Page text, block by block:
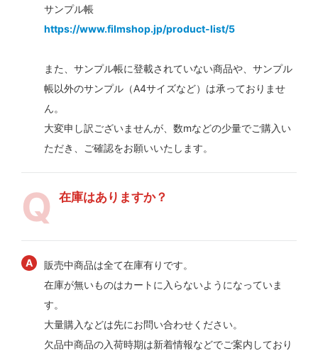
サンプル帳
https://www.filmshop.jp/product-list/5
また、サンプル帳に登載されていない商品や、サンプル
帳以外のサンプル（A4サイズなど）は承っておりませ
ん。
大変申し訳ございませんが、数mなどの少量でご購入い
ただき、ご確認をお願いいたします。
在庫はありますか？
販売中商品は全て在庫有りです。
在庫が無いものはカートに入らないようになっていま
す。
大量購入などは先にお問い合わせください。
欠品中商品の入荷時期は新着情報などでご案内しており